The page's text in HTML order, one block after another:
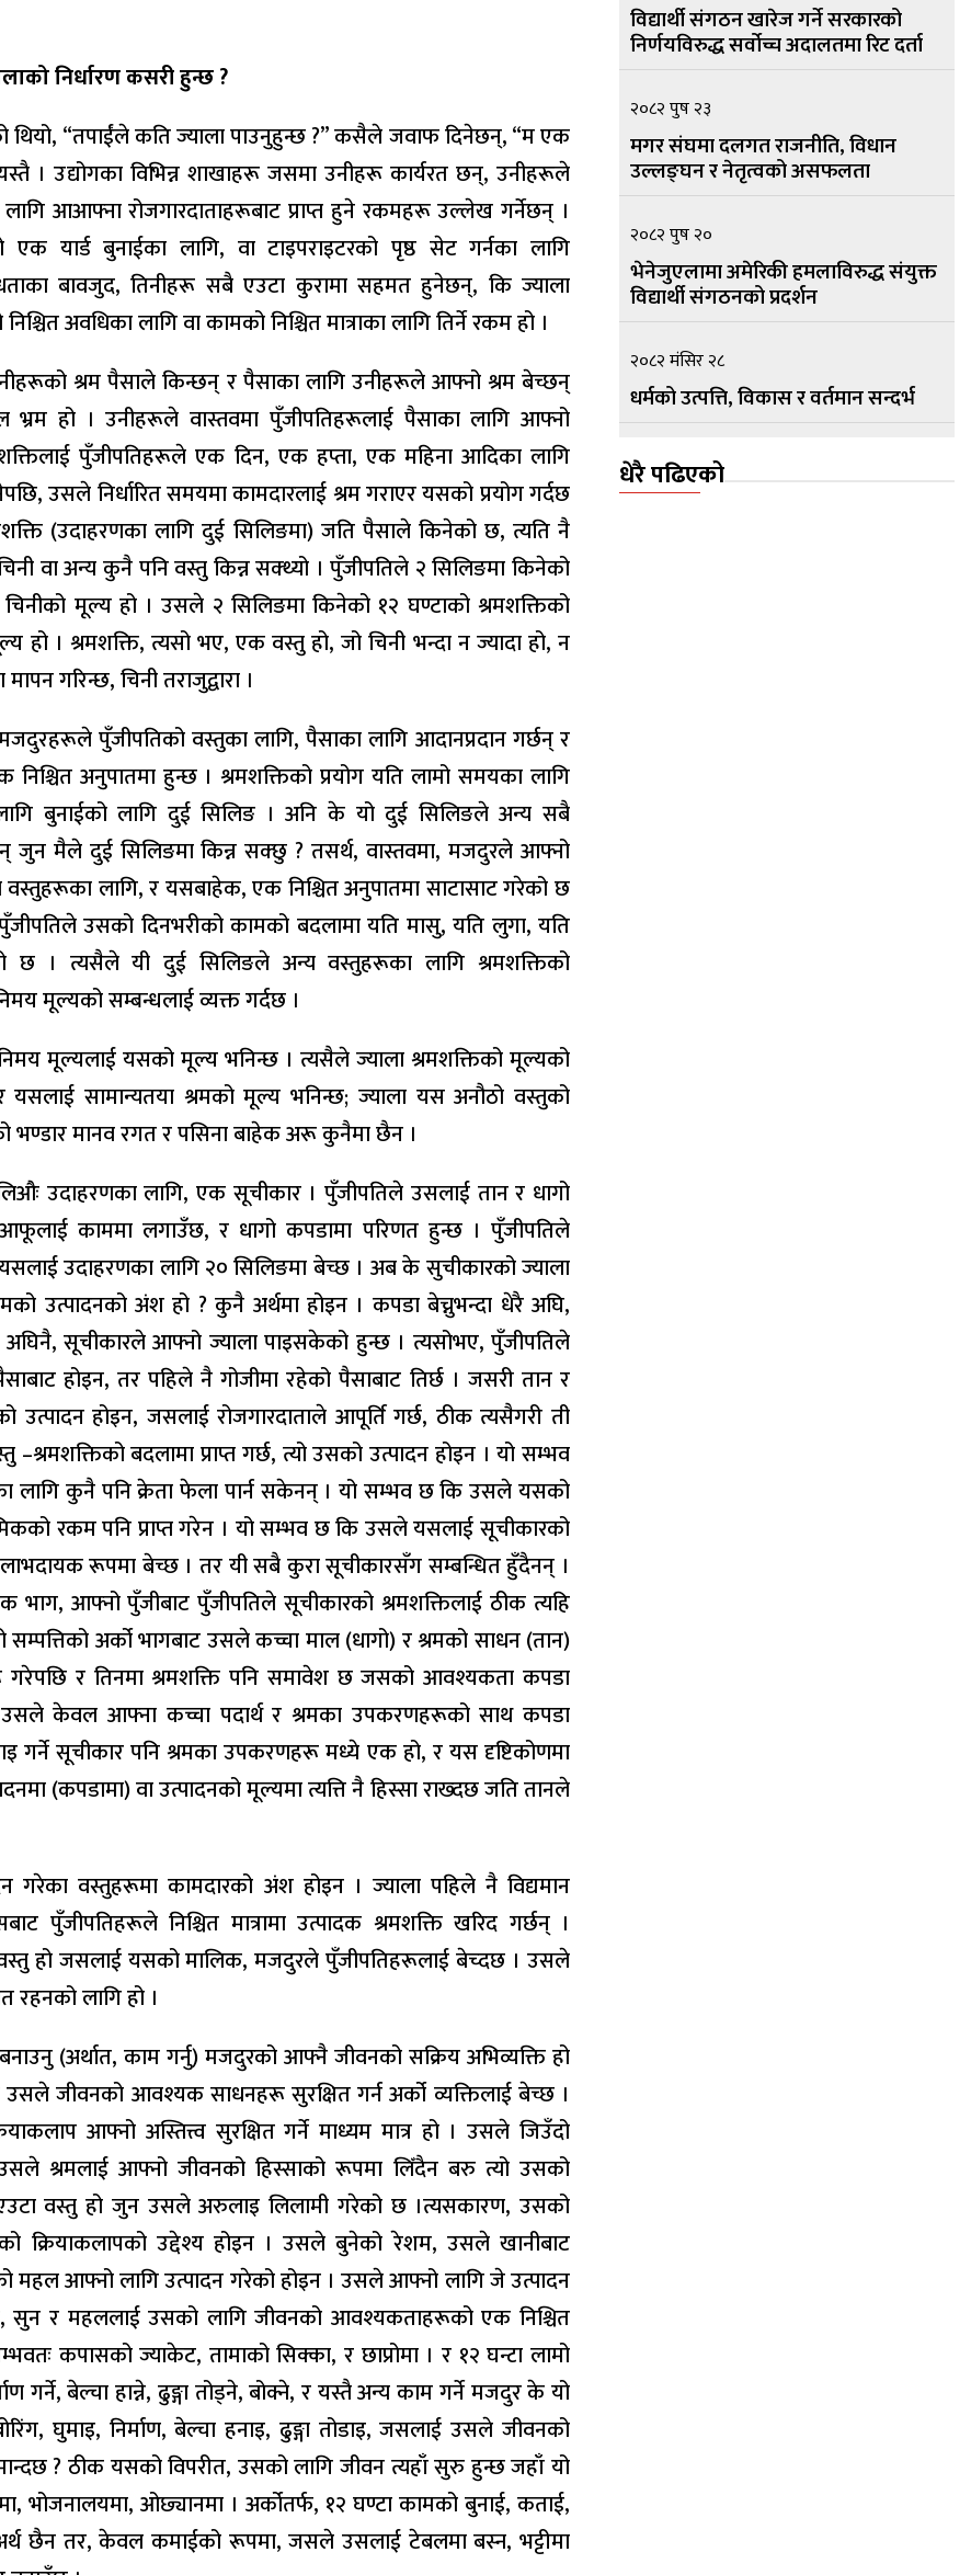
निर्धारण कसरी हुन्छ ?
थियो, “तपाईंले कति ज्याला पाउनुहुन्छ ?” कसैले जवाफ दिनेछन्, “म एक
। उद्योगका विभिन्न शाखाहरू जसमा उनीहरू कार्यरत छन्, उनीहरूले
लागि आआफ्ना रोजगारदाताहरूबाट प्राप्त हुने रकमहरू उल्लेख गर्नेछन् ।
यार्ड बुनाईका लागि, वा टाइपराइटरको पृष्ठ सेट गर्नका लागि
बावजुद, तिनीहरू सबै एउटा कुरामा सहमत हुनेछन्, कि ज्याला
अवधिका लागि वा कामको निश्चित मात्राका लागि तिर्ने रकम हो ।
श्रम पैसाले किन्छन् र पैसाका लागि उनीहरूले आफ्नो श्रम बेच्छन्
हो । उनीहरूले वास्तवमा पुँजीपतिहरूलाई पैसाका लागि आफ्नो
पुँजीपतिहरूले एक दिन, एक हप्ता, एक महिना आदिका लागि
उसले निर्धारित समयमा कामदारलाई श्रम गराएर यसको प्रयोग गर्दछ
(उदाहरणका लागि दुई सिलिङमा) जति पैसाले किनेको छ, त्यति नै
वा अन्य कुनै पनि वस्तु किन्न सक्थ्यो । पुँजीपतिले २ सिलिङमा किनेको
मूल्य हो । उसले २ सिलिङमा किनेको १२ घण्टाको श्रमशक्तिको
हो । श्रमशक्ति, त्यसो भए, एक वस्तु हो, जो चिनी भन्दा न ज्यादा हो, न
गरिन्छ, चिनी तराजुद्वारा ।
पुँजीपतिको वस्तुका लागि, पैसाका लागि आदानप्रदान गर्छन् र
अनुपातमा हुन्छ । श्रमशक्तिको प्रयोग यति लामो समयका लागि
बुनाईको लागि दुई सिलिङ । अनि के यो दुई सिलिङले अन्य सबै
जुन मैले दुई सिलिङमा किन्न सक्छु ? तसर्थ, वास्तवमा, मजदुरले आफ्नो
वस्तुहरूका लागि, र यसबाहेक, एक निश्चित अनुपातमा साटासाट गरेको छ
उसको दिनभरीको कामको बदलामा यति मासु, यति लुगा, यति
छ । त्यसैले यी दुई सिलिङले अन्य वस्तुहरूका लागि श्रमशक्तिको
मूल्यको सम्बन्धलाई व्यक्त गर्दछ ।
मूल्यलाई यसको मूल्य भनिन्छ । त्यसैले ज्याला श्रमशक्तिको मूल्यको
यसलाई सामान्यतया श्रमको मूल्य भनिन्छ; ज्याला यस अनौठो वस्तुको
भण्डार मानव रगत र पसिना बाहेक अरू कुनैमा छैन ।
उदाहरणका लागि, एक सूचीकार । पुँजीपतिले उसलाई तान र धागो
काममा लगाउँछ, र धागो कपडामा परिणत हुन्छ । पुँजीपतिले
उदाहरणका लागि २० सिलिङमा बेच्छ । अब के सुचीकारको ज्याला
उत्पादनको अंश हो ? कुनै अर्थमा होइन । कपडा बेच्नुभन्दा धेरै अघि,
अघिनै, सूचीकारले आफ्नो ज्याला पाइसकेको हुन्छ । त्यसोभए, पुँजीपतिले
होइन, तर पहिले नै गोजीमा रहेको पैसाबाट तिर्छ । जसरी तान र
उत्पादन होइन, जसलाई रोजगारदाताले आपूर्ति गर्छ, ठीक त्यसैगरी ती
बदलामा प्राप्त गर्छ, त्यो उसको उत्पादन होइन । यो सम्भव
लागि कुनै पनि क्रेता फेला पार्न सकेनन् । यो सम्भव छ कि उसले यसको
रकम पनि प्राप्त गरेन । यो सम्भव छ कि उसले यसलाई सूचीकारको
लाभदायक रूपमा बेच्छ । तर यी सबै कुरा सूचीकारसँग सम्बन्धित हुँदैनन् ।
भाग, आफ्नो पुँजीबाट पुँजीपतिले सूचीकारको श्रमशक्तिलाई ठीक त्यहि
अर्को भागबाट उसले कच्चा माल (धागो) र श्रमको साधन (तान)
र तिनमा श्रमशक्ति पनि समावेश छ जसको आवश्यकता कपडा
उसले केवल आफ्ना कच्चा पदार्थ र श्रमका उपकरणहरूको साथ कपडा
बुनाइ गर्ने सूचीकार पनि श्रमका उपकरणहरू मध्ये एक हो, र यस दृष्टिकोणमा
(कपडामा) वा उत्पादनको मूल्यमा त्यत्ति नै हिस्सा राख्दछ जति तानले
गरेका वस्तुहरूमा कामदारको अंश होइन । ज्याला पहिले नै विद्यमान
पुँजीपतिहरूले निश्चित मात्रामा उत्पादक श्रमशक्ति खरिद गर्छन् ।
हो जसलाई यसको मालिक, मजदुरले पुँजीपतिहरूलाई बेच्दछ । उसले
रहनको लागि हो ।
(अर्थात, काम गर्नु) मजदुरको आफ्नै जीवनको सक्रिय अभिव्यक्ति हो
उसले जीवनको आवश्यक साधनहरू सुरक्षित गर्न अर्को व्यक्तिलाई बेच्छ ।
आफ्नो अस्तित्त्व सुरक्षित गर्ने माध्यम मात्र हो । उसले जिउँदो
श्रमलाई आफ्नो जीवनको हिस्साको रूपमा लिँदैन बरु त्यो उसको
वस्तु हो जुन उसले अरुलाइ लिलामी गरेको छ ।त्यसकारण, उसको
क्रियाकलापको उद्देश्य होइन । उसले बुनेको रेशम, उसले खानीबाट
आफ्नो लागि उत्पादन गरेको होइन । उसले आफ्नो लागि जे उत्पादन
सुन र महललाई उसको लागि जीवनको आवश्यकताहरूको एक निश्चित
कपासको ज्याकेट, तामाको सिक्का, र छाप्रोमा । र १२ घन्टा लामो
गर्ने, बेल्चा हान्ने, ढुङ्गा तोड्ने, बोक्ने, र यस्तै अन्य काम गर्ने मजदुर के यो
घुमाइ, निर्माण, बेल्चा हनाइ, ढुङ्गा तोडाइ, जसलाई उसले जीवनको
? ठीक यसको विपरीत, उसको लागि जीवन त्यहाँ सुरु हुन्छ जहाँ यो
भोजनालयमा, ओछ्यानमा । अर्कोतर्फ, १२ घण्टा कामको बुनाई, कताई,
छैन तर, केवल कमाईको रूपमा, जसले उसलाई टेबलमा बस्न, भट्टीमा
विद्यार्थी संगठन खारेज गर्ने सरकारको
निर्णयविरुद्ध सर्वोच्च अदालतमा रिट दर्ता
२०८२ पुष २३
मगर संघमा दलगत राजनीति, विधान
उल्लङ्घन र नेतृत्वको असफलता
२०८२ पुष २०
भेनेजुएलामा अमेरिकी हमलाविरुद्ध संयुक्त
विद्यार्थी संगठनको प्रदर्शन
२०८२ मंसिर २८
धर्मको उत्पत्ति, विकास र वर्तमान सन्दर्भ
२०८२ मंसिर १५
सामुदायिक सार्वभौम नेपालको प्रस्तावना
धेरै पढिएको